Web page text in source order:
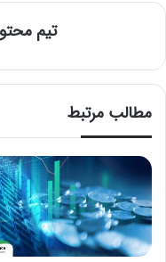
تیم
مطالب مرتبط